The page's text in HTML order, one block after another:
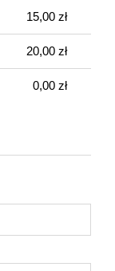
15,00 zł
20,00 zł
0,00 zł